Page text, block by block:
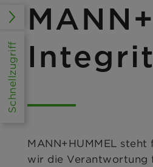
MANN+HUMMEL
wir die Verantwortung
Schnellzugriff